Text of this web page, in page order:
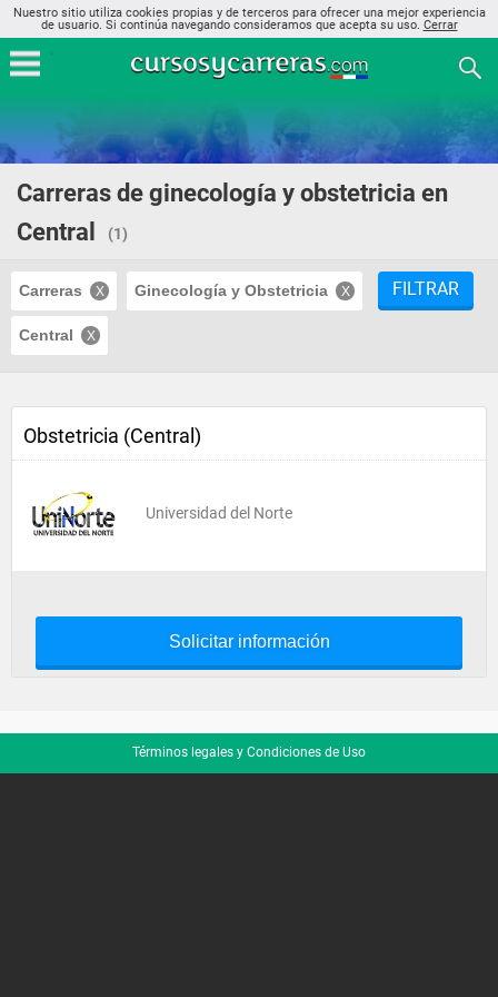
Nuestro sitio utiliza cookies propias y de terceros para ofrecer una mejor experiencia
de usuario. Si continúa navegando consideramos que acepta su uso. Cerrar
Carreras de ginecología y obstetricia en
Central
(1)
Carreras Ginecología y Obstetricia
Central
FILTRAR
Obstetricia (Central)
Universidad del Norte
Solicitar información
Términos legales y Condiciones de Uso